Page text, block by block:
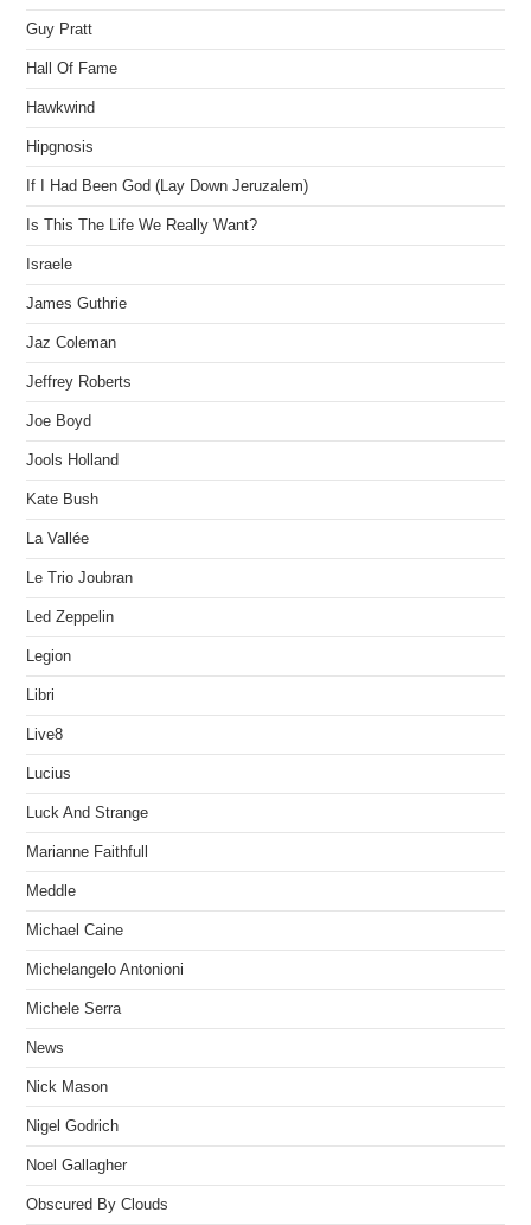
Guy Pratt
Hall Of Fame
Hawkwind
Hipgnosis
If I Had Been God (Lay Down Jeruzalem)
Is This The Life We Really Want?
Israele
James Guthrie
Jaz Coleman
Jeffrey Roberts
Joe Boyd
Jools Holland
Kate Bush
La Vallée
Le Trio Joubran
Led Zeppelin
Legion
Libri
Live8
Lucius
Luck And Strange
Marianne Faithfull
Meddle
Michael Caine
Michelangelo Antonioni
Michele Serra
News
Nick Mason
Nigel Godrich
Noel Gallagher
Obscured By Clouds